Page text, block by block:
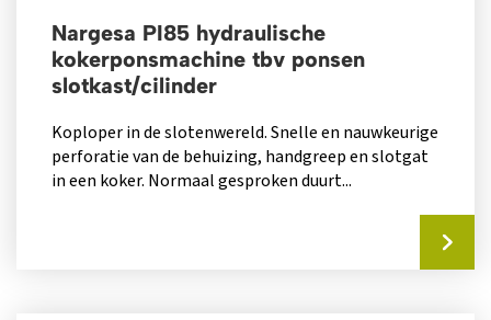
Nargesa PI85 hydraulische
kokerponsmachine tbv ponsen
slotkast/cilinder
Koploper in de slotenwereld. Snelle en nauwkeurige
perforatie van de behuizing, handgreep en slotgat
in een koker. Normaal gesproken duurt...